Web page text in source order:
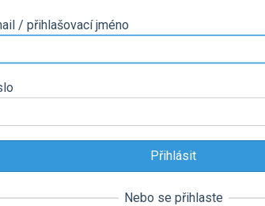
/ přihlašovací jméno
Nebo se přihlaste